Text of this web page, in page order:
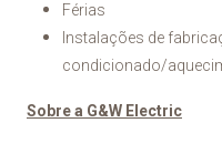
Férias
Instalações de
condicionado/
Sobre a G&W Electric